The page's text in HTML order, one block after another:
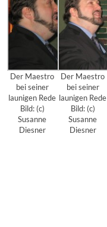
Der Maestro
bei seiner
launigen Rede
Bild: (c)
Susanne
Diesner
Der Maestro
bei seiner
launigen Rede
Bild: (c)
Susanne
Diesner